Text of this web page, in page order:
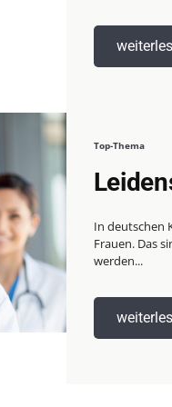
Top-Thema
In deutschen
Frauen. Das
werden...